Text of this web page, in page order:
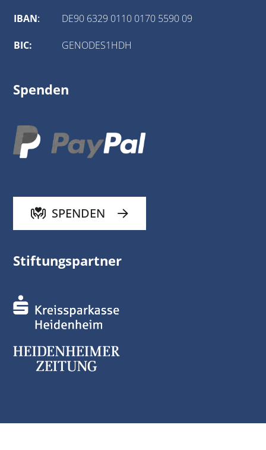
IBAN: DE90 6329 0110 0170 5590 09
BIC: GENODES1HDH
Spenden
SPENDEN
Stiftungspartner